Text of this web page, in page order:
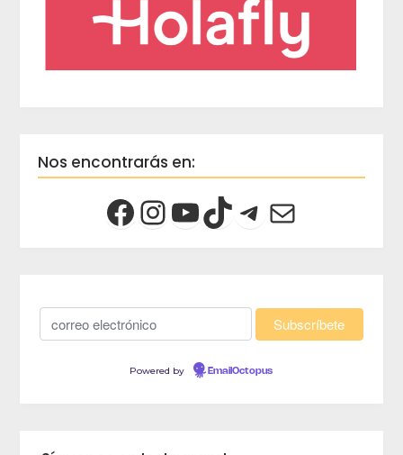
Nos encontrarás en:
Powered by EmailOctopus